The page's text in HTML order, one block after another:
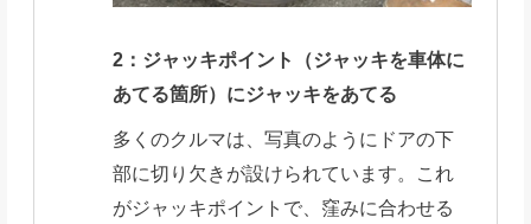
2：ジャッキポイント（ジャッキを車体に
あてる箇所）にジャッキをあてる
多くのクルマは、写真のようにドアの下
部に切り欠きが設けられています。これ
がジャッキポイントで、窪みに合わせる